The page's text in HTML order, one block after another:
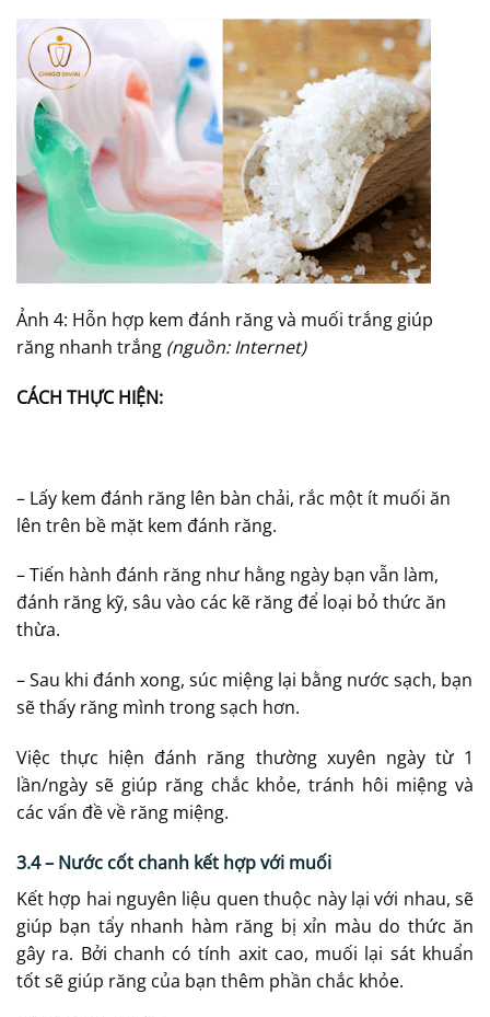
Ảnh 4: Hỗn hợp kem đánh răng và muối trắng giúp
răng nhanh trắng (nguồn: Internet)
CÁCH THỰC HIỆN:
– Lấy kem đánh răng lên bàn chải, rắc một ít muối ăn
lên trên bề mặt kem đánh răng.
– Tiến hành đánh răng như hằng ngày bạn vẫn làm,
đánh răng kỹ, sâu vào các kẽ răng để loại bỏ thức ăn
thừa.
– Sau khi đánh xong, súc miệng lại bằng nước sạch, bạn
sẽ thấy răng mình trong sạch hơn.
Việc thực hiện đánh răng thường xuyên ngày từ 1
lần/ngày sẽ giúp răng chắc khỏe, tránh hôi miệng và
các vấn đề về răng miệng.
3.4 – Nước cốt chanh kết hợp với muối
Kết hợp hai nguyên liệu quen thuộc này lại với nhau, sẽ
giúp bạn tẩy nhanh hàm răng bị xỉn màu do thức ăn
gây ra. Bởi chanh có tính axit cao, muối lại sát khuẩn
tốt sẽ giúp răng của bạn thêm phần chắc khỏe.